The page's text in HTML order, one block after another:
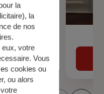
la
), la
de nos
eux, votre
Vous
cookies ou
ou alors